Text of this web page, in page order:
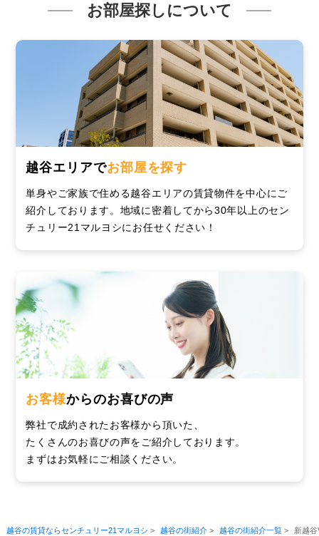
お部屋探しについて
越谷エリアでお部屋を探す
単身やご家族で住める越谷エリアの賃貸物件を中心にご
紹介しております。地域に密着してから30年以上のセン
チュリー21マルヨシにお任せください！
お客様からのお喜びの声
弊社で成約されたお客様から頂いた、
たくさんのお喜びの声をご紹介しております。
まずはお気軽にご相談ください。
越谷の賃貸ならセンチュリー21マルヨシ > 越谷の街紹介> 越谷の街紹介一覧> 新越